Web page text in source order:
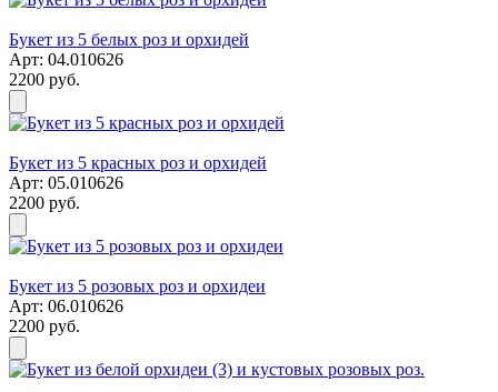
Букет из 5 белых роз и орхидей
Арт: 04.010626
2200 руб.
Букет из 5 красных роз и орхидей
Арт: 05.010626
2200 руб.
Букет из 5 розовых роз и орхидеи
Арт: 06.010626
2200 руб.